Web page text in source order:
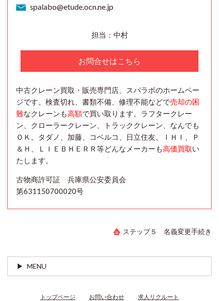
spalabo@etude.ocn.ne.jp
担当：中村
お問合せはこちら
中古クレーン買取・販売専門店、スパラボのホームペー
ジです。検査切れ、書類不備、修理不能などで売却の困
難なクレーンも高額で買い取ります。ラフタークレー
ン、クローラークレーン、トラッククレーン、なんでも
ＯＫ。タダノ、加藤、コベルコ、日立住友、ＩＨＩ、Ｐ
＆Ｈ、ＬＩＥＢＨＥＲＲ等どんなメーカーも高価買取い
たします。
古物商許可証 兵庫県公安委員会
第631150700020号
ステップ５ 名義変更手続き
MENU
トップページ お問い合わせ
求人リクルート